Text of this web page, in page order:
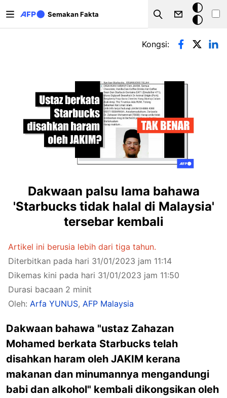
Semakan Fakta
Search
Mod
gelap
Tab-tab utama
Kongsi:
Dakwaan palsu lama bahawa
'Starbucks tidak halal di Malaysia'
tersebar kembali
Artikel ini berusia lebih dari tiga tahun.
Diterbitkan pada hari 31/01/2023 jam 11:14
Dikemas kini pada hari 31/01/2023 jam 11:50
Durasi bacaan 2 minit
Oleh: Arfa YUNUS, AFP Malaysia
Dakwaan bahawa "ustaz Zahazan
Mohamed berkata Starbucks telah
disahkan haram oleh JAKIM kerana
makanan dan minumannya mengandungi
babi dan alkohol" kembali dikongsikan oleh